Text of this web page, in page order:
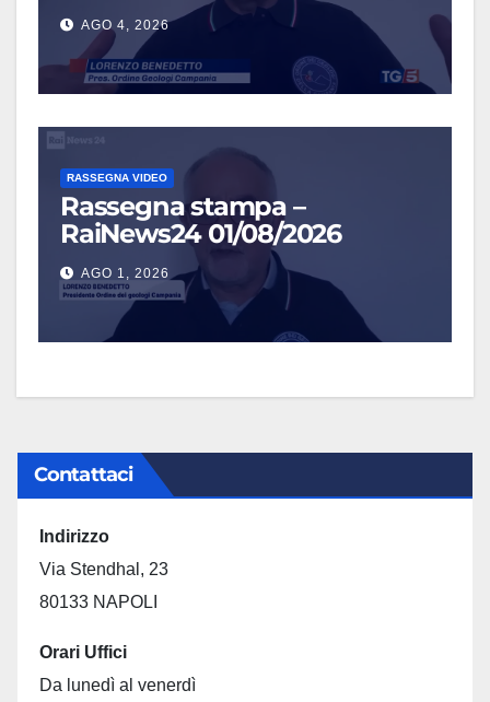
AGO 4, 2026
RASSEGNA VIDEO
Rassegna stampa –
RaiNews24 01/08/2026
AGO 1, 2026
Contattaci
Indirizzo
Via Stendhal, 23
80133 NAPOLI
Orari Uffici
Da lunedì al venerdì